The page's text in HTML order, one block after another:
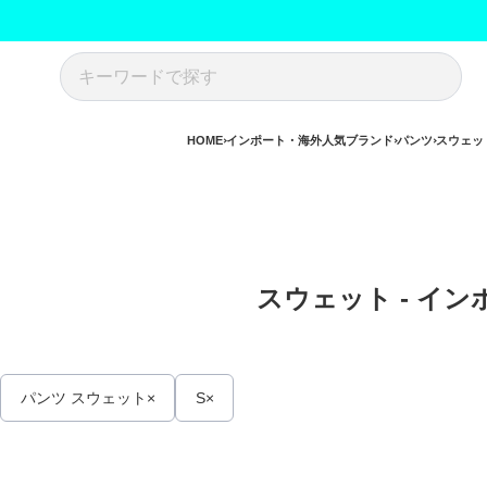
HOME インポート・海外人気ブランド パンツ スウェッ
スウェット - イン
パンツ スウェット S